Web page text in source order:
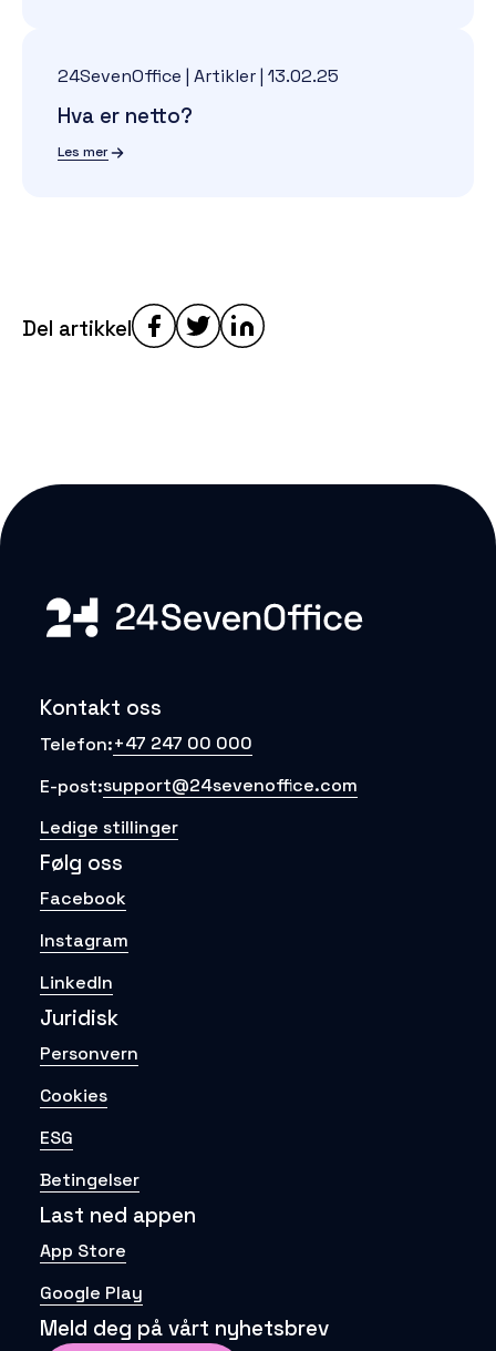
24SevenOffice | Artikler| 13.02.25
Hva er netto?
Les mer
Del artikkel
Kontakt oss
Telefon:+47 247 00 000
E-post:support@24sevenoffice.com
Ledige stillinger
Følg oss
Facebook
Instagram
LinkedIn
Juridisk
Personvern
Cookies
ESG
Betingelser
Last ned appen
App Store
Google Play
Meld deg på vårt nyhetsbrev